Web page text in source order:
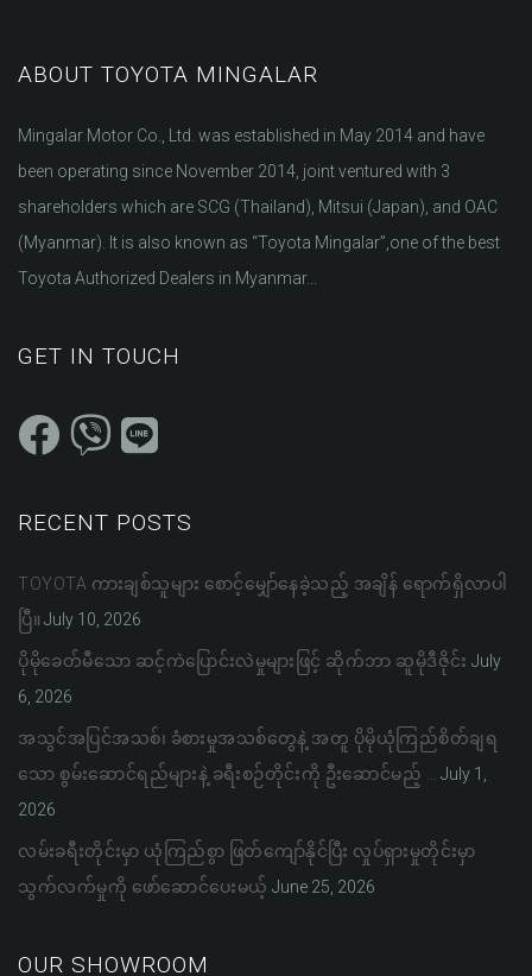
ABOUT TOYOTA MINGALAR
Mingalar Motor Co., Ltd. was established in May 2014 and have
been operating since November 2014, joint ventured with 3
shareholders which are SCG (Thailand), Mitsui (Japan), and OAC
(Myanmar). It is also known as “Toyota Mingalar”,one of the best
Toyota Authorized Dealers in Myanmar...
GET IN TOUCH
RECENT POSTS
TOYOTA ကားချစ်သူများ စောင့်မျှော်နေခဲ့သည့် အချိန် ရောက်ရှိလာပါ
ပြီ။ July 10, 2026
ပိုမိုခေတ်မီသော ဆင့်ကဲပြောင်းလဲမှုများဖြင့် ဆိုက်ဘာ ဆူမိုဒီဇိုင်း July
6, 2026
အသွင်အပြင်အသစ်၊ ခံစားမှုအသစ်တွေနဲ့ အတူ ပိုမိုယုံကြည်စိတ်ချရ
သော စွမ်းဆောင်ရည်များနဲ့ ခရီးစဉ်တိုင်းကို ဦးဆောင်မည့် …
July 1,
2026
လမ်းခရီးတိုင်းမှာ ယုံကြည်စွာ ဖြတ်ကျော်နိုင်ပြီး လှုပ်ရှားမှုတိုင်းမှာ
သွက်လက်မှုကို ဖော်ဆောင်ပေးမယ့် June 25, 2026
OUR SHOWROOM